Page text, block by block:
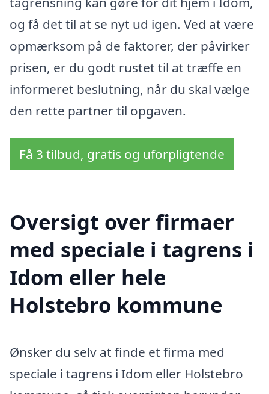
og få det til at se nyt ud igen. Ved at være
opmærksom på de faktorer, der påvirker
prisen, er du godt rustet til at træffe en
informeret beslutning, når du skal vælge
den rette partner til opgaven.
Få 3 tilbud, gratis og uforpligtende
Oversigt over firmaer
med speciale i tagrens i
Idom eller hele
Holstebro kommune
Ønsker du selv at finde et firma med
speciale i tagrens i Idom eller Holstebro